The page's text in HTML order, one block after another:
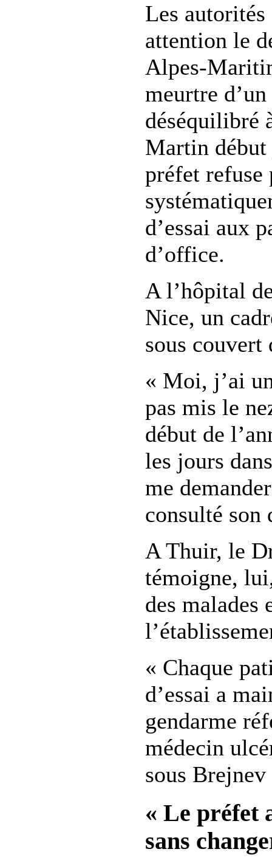
Les
attention le
Alpes-
meurtre
déséquilibré
Martin
préfet refuse
d’essai aux
d’office.
A l’hôpital
Nice, un
sous couvert
« Moi, j’ai
pas mis le
début de
les jours
me
consulté son
A Thuir, le
témoigne,
des malades
« Chaque
d’essai a
gendarme
médecin
sous
« Le préfet
sans